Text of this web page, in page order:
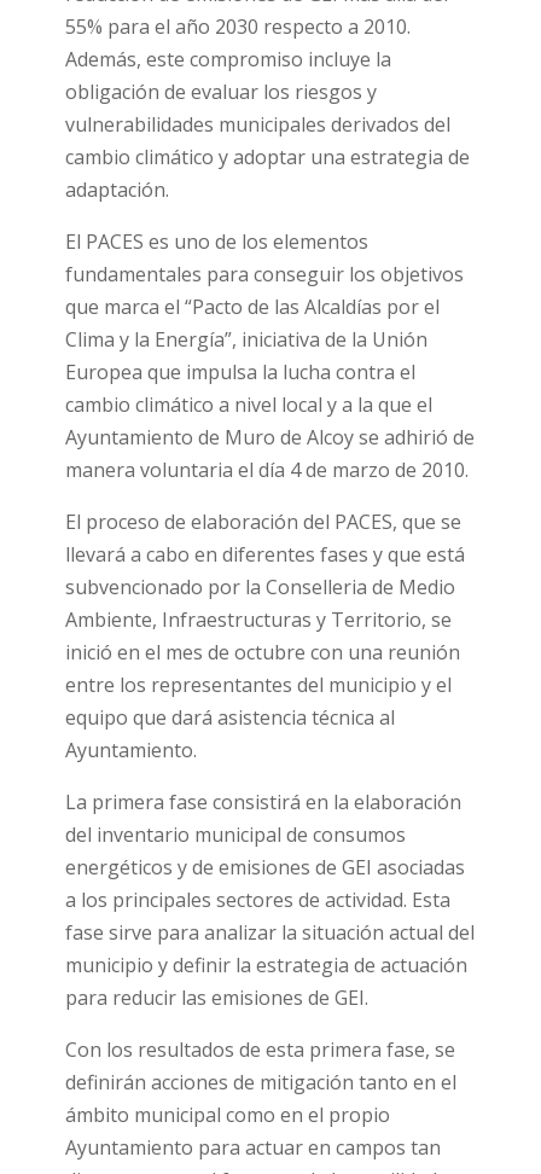
55% para el año 2030 respecto a 2010.
Además, este compromiso incluye la
obligación de evaluar los riesgos y
vulnerabilidades municipales derivados del
cambio climático y adoptar una estrategia de
adaptación.
El PACES es uno de los elementos
fundamentales para conseguir los objetivos
que marca el “Pacto de las Alcaldías por el
Clima y la Energía”, iniciativa de la Unión
Europea que impulsa la lucha contra el
cambio climático a nivel local y a la que el
Ayuntamiento de Muro de Alcoy se adhirió de
manera voluntaria el día 4 de marzo de 2010.
El proceso de elaboración del PACES, que se
llevará a cabo en diferentes fases y que está
subvencionado por la Conselleria de Medio
Ambiente, Infraestructuras y Territorio, se
inició en el mes de octubre con una reunión
entre los representantes del municipio y el
equipo que dará asistencia técnica al
Ayuntamiento.
La primera fase consistirá en la elaboración
del inventario municipal de consumos
energéticos y de emisiones de GEI asociadas
a los principales sectores de actividad. Esta
fase sirve para analizar la situación actual del
municipio y definir la estrategia de actuación
para reducir las emisiones de GEI.
Con los resultados de esta primera fase, se
definirán acciones de mitigación tanto en el
ámbito municipal como en el propio
Ayuntamiento para actuar en campos tan